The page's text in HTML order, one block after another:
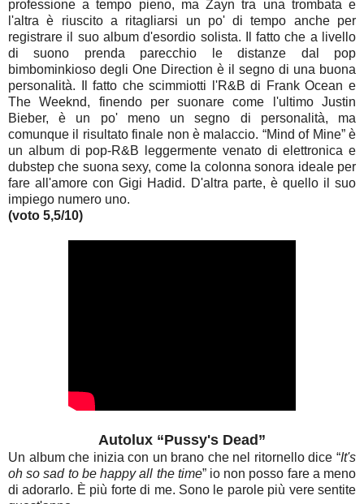
professione a tempo pieno, ma Zayn tra una trombata e
l'altra è riuscito a ritagliarsi un po' di tempo anche per
registrare il suo album d'esordio solista. Il fatto che a livello
di suono prenda parecchio le distanze dal pop
bimbominkioso degli One Direction è il segno di una buona
personalità. Il fatto che scimmiotti l'R&B di Frank Ocean e
The Weeknd, finendo per suonare come l'ultimo Justin
Bieber, è un po' meno un segno di personalità, ma
comunque il risultato finale non è malaccio. “Mind of Mine” è
un album di pop-R&B leggermente venato di elettronica e
dubstep che suona sexy, come la colonna sonora ideale per
fare all'amore con Gigi Hadid. D'altra parte, è quello il suo
impiego numero uno.
(voto 5,5/10)
Autolux “Pussy's Dead”
Un album che inizia con un brano che nel ritornello dice “It's
oh so sad to be happy all the time” io non posso fare a meno
di adorarlo. È più forte di me. Sono le parole più vere sentite